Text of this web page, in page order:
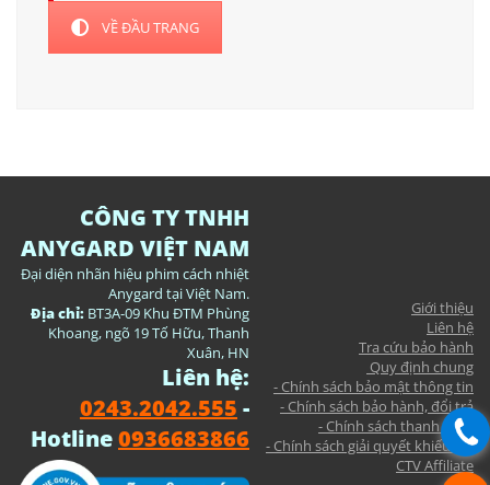
VỀ ĐẦU TRANG
CÔNG TY TNHH
ANYGARD VIỆT NAM
Đại diện nhãn hiệu phim cách nhiệt
Anygard tại Việt Nam.
Địa chỉ: BT3A-09 Khu ĐTM Phùng
Khoang, ngõ 19 Tố Hữu, Thanh
Xuân, HN
Liên hệ:
0243.2042.555 -
Hotline0936683866
Giới thiệu
Liên hệ
Tra cứu bảo hành
Quy định chung
- Chính sách bảo mật thông tin
- Chính sách bảo hành, đổi trả
- Chính sách thanh toán
- Chính sách giải quyết khiếu nại
CTV Affiliate